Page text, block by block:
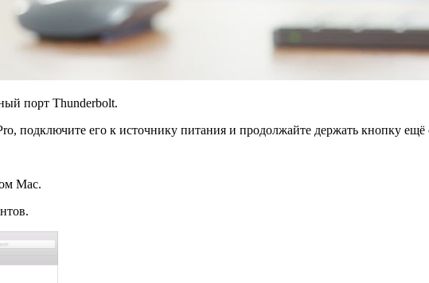
порт Thunderbolt.
подключите его к источнику питания и продолжайте держать кнопку ещё
Mac.